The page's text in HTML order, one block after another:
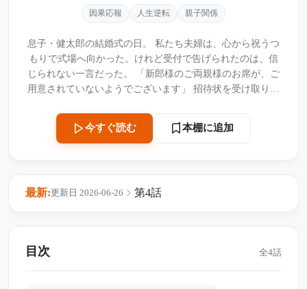
因果応報 人生逆転 親子関係
息子・健太郎の結婚式の日。 私たち夫婦は、心から祝うつ
もりで式場へ向かった。けれど受付で告げられたのは、信
じられない一言だった。 「新郎様のご両親様のお席が、ご
用意されていないようでございます」 招待状を受け取り、
れた息子は、申し訳なさそうにするどころか、迷惑そうな
顔で言った。 「父さんと母さんがいると恥ずかしいんだ」
地方の元校長である夫。陶芸家として生きてきた私。裕福
く、ただ静かに式場を後にした。 けれど、その一時間後。
今すぐ読む 本棚に追加
最新: 第4話
更新日 2026-06-26
目次 全4話